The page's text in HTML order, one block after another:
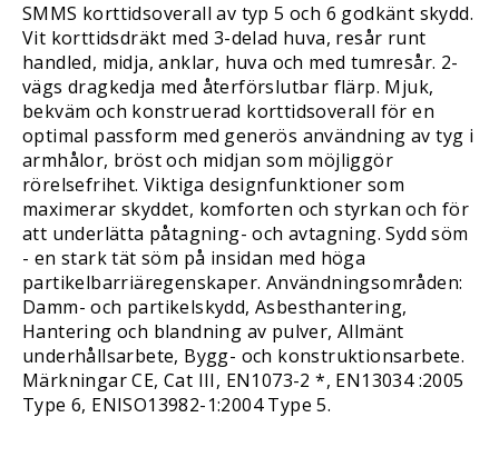
SMMS korttidsoverall av typ 5 och 6 godkänt skydd.
Vit korttidsdräkt med 3-delad huva, resår runt
handled, midja, anklar, huva och med tumresår. 2-
vägs dragkedja med återförslutbar flärp. Mjuk,
bekväm och konstruerad korttidsoverall för en
optimal passform med generös användning av tyg i
armhålor, bröst och midjan som möjliggör
rörelsefrihet. Viktiga designfunktioner som
maximerar skyddet, komforten och styrkan och för
att underlätta påtagning- och avtagning. Sydd söm
- en stark tät söm på insidan med höga
partikelbarriäregenskaper. Användningsområden:
Damm- och partikelskydd, Asbesthantering,
Hantering och blandning av pulver, Allmänt
underhållsarbete, Bygg- och konstruktionsarbete.
Märkningar CE, Cat III, EN1073-2 *, EN13034 :2005
Type 6, ENISO13982-1:2004 Type 5.